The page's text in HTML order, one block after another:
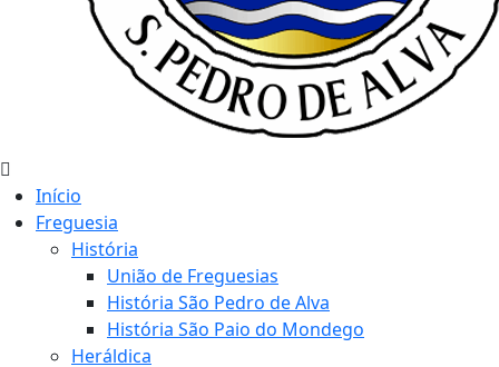
Início
Freguesia
História
União de Freguesias
História São Pedro de Alva
História São Paio do Mondego
Heráldica